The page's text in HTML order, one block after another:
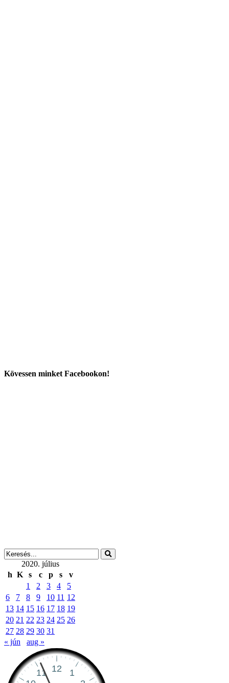
Kövessen minket Facebookon!
2020. július
h K s c p s
v
1
2 3 4
5
6
7 8 9 10 11 12
13 14 15 16 17 18 19
20 21 22 23 24 25 26
27 28 29 30 31
« jún
aug »